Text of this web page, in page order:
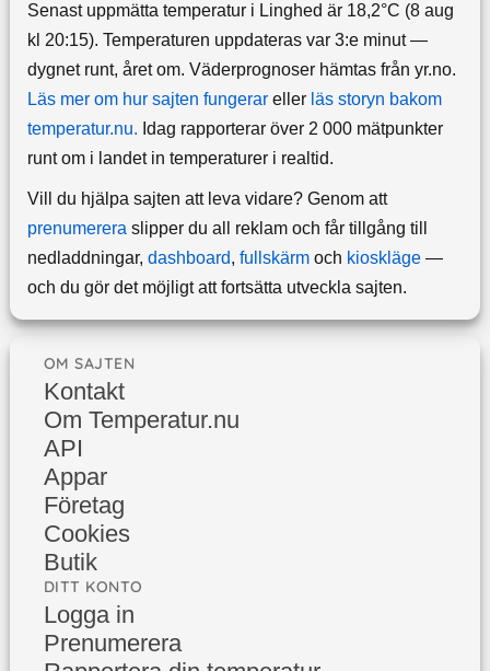
Senast uppmätta temperatur i Linghed är 18,2°C (8 aug
kl 20:15). Temperaturen uppdateras var 3:e minut —
dygnet runt, året om. Väderprognoser hämtas från yr.no.
Läs mer om hur sajten fungerareller läs storyn bakom
temperatur.nu. Idag rapporterar över 2 000 mätpunkter
runt om i landet in temperaturer i realtid.
Vill du hjälpa sajten att leva vidare? Genom att
prenumereraslipper du all reklam och får tillgång till
nedladdningar, dashboard, fullskärmoch kioskläge—
och du gör det möjligt att fortsätta utveckla sajten.
OM SAJTEN
Kontakt
Om Temperatur.nu
API
Appar
Företag
Cookies
Butik
DITT KONTO
Logga in
Prenumerera